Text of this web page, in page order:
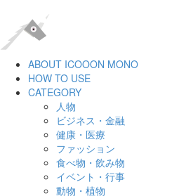
ABOUT ICOOON MONO
HOW TO USE
CATEGORY
人物
ビジネス・金融
健康・医療
ファッション
食べ物・飲み物
イベント・行事
動物・植物